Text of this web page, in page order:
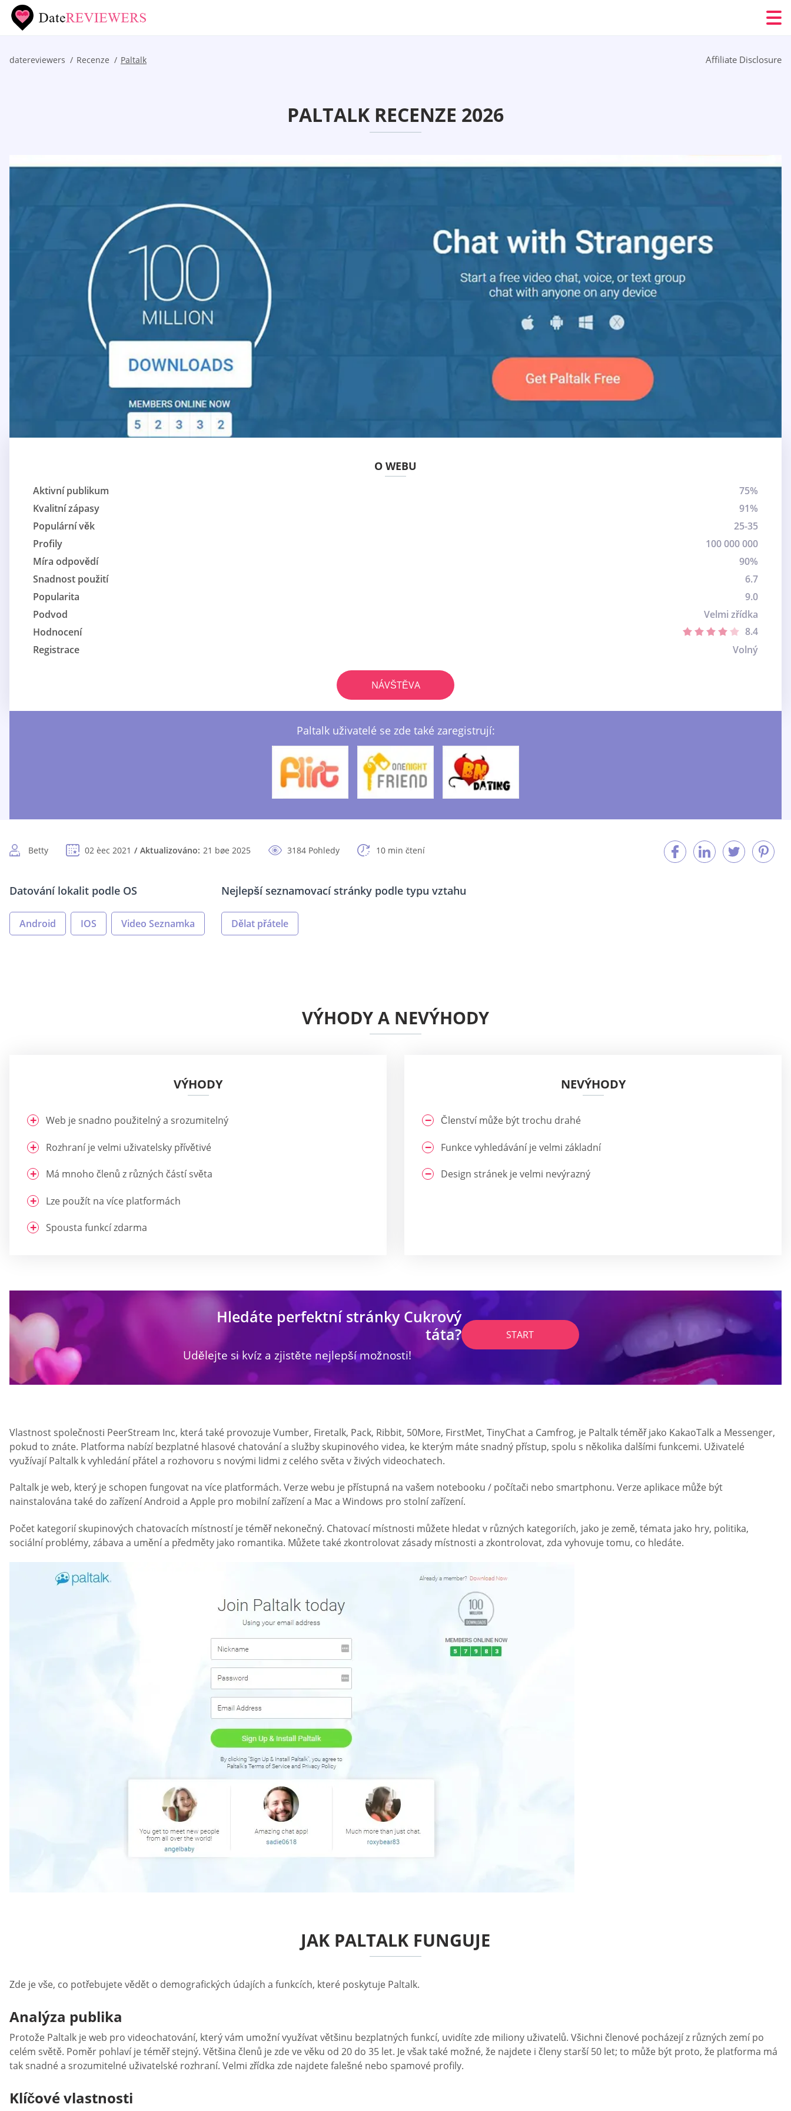
datereviewers Recenze Paltalk Affiliate Disclosure
PALTALK RECENZE 2026
O WEBU
Aktivní publikum
75%
Kvalitní zápasy
91%
Populární věk
25-35
Profily
100 000 000
Míra odpovědí
90%
Snadnost použití
6.7
Popularita
9.0
Podvod
Velmi zřídka
Hodnocení
8.4
Registrace
Volný
NÁVŠTĚVA
Paltalk uživatelé se zde také zaregistrují:
Betty 02 èec 2021 Aktualizováno: 21 bøe 2025 3184 Pohledy 10 min čtení
Datování lokalit podle OS
Android IOS Video Seznamka
Nejlepší seznamovací stránky podle typu vztahu
Dělat přátele
VÝHODY A NEVÝHODY
VÝHODY
Web je snadno použitelný a srozumitelný
Rozhraní je velmi uživatelsky přívětivé
Má mnoho členů z různých částí světa
Lze použít na více platformách
Spousta funkcí zdarma
NEVÝHODY
Členství může být trochu drahé
Funkce vyhledávání je velmi základní
Design stránek je velmi nevýrazný
Hledáte perfektní stránky Cukrový
táta?
Udělejte si kvíz a zjistěte nejlepší možnosti!
START
Vlastnost společnosti PeerStream Inc, která také provozuje Vumber, Firetalk, Pack, Ribbit, 50More, FirstMet, TinyChat a Camfrog, je Paltalk téměř jako KakaoTalk a Messenger,
pokud to znáte. Platforma nabízí bezplatné hlasové chatování a služby skupinového videa, ke kterým máte snadný přístup, spolu s několika dalšími funkcemi. Uživatelé
využívají Paltalk k vyhledání přátel a rozhovoru s novými lidmi z celého světa v živých videochatech.
Paltalk je web, který je schopen fungovat na více platformách. Verze webu je přístupná na vašem notebooku / počítači nebo smartphonu. Verze aplikace může být
nainstalována také do zařízení Android a Apple pro mobilní zařízení a Mac a Windows pro stolní zařízení.
Počet kategorií skupinových chatovacích místností je téměř nekonečný. Chatovací místnosti můžete hledat v různých kategoriích, jako je země, témata jako hry, politika,
sociální problémy, zábava a umění a předměty jako romantika. Můžete také zkontrolovat zásady místnosti a zkontrolovat, zda vyhovuje tomu, co hledáte.
JAK PALTALK FUNGUJE
Zde je vše, co potřebujete vědět o demografických údajích a funkcích, které poskytuje Paltalk.
Analýza publika
Protože Paltalk je web pro videochatování, který vám umožní využívat většinu bezplatných funkcí, uvidíte zde miliony uživatelů. Všichni členové pocházejí z různých zemí po
celém světě. Poměr pohlaví je téměř stejný. Většina členů je zde ve věku od 20 do 35 let. Je však také možné, že najdete i členy starší 50 let; to může být proto, že platforma má
tak snadné a srozumitelné uživatelské rozhraní. Velmi zřídka zde najdete falešné nebo spamové profily.
Klíčové vlastnosti